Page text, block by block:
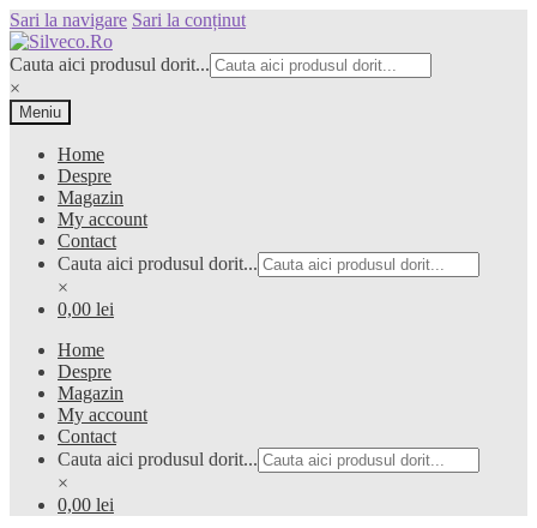
Sari la navigare Sari la conținut
Cauta aici produsul dorit...
×
Meniu
Home
Despre
Magazin
My account
Contact
Cauta aici produsul dorit...
×
0,00 lei
Home
Despre
Magazin
My account
Contact
Cauta aici produsul dorit...
×
0,00 lei